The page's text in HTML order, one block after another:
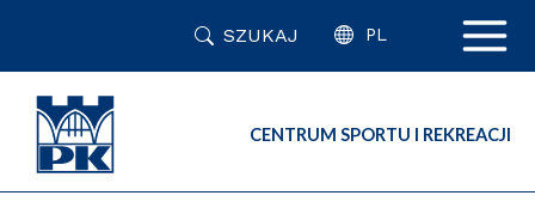
SZUKAJ PL
CENTRUM SPORTU I REKREACJI